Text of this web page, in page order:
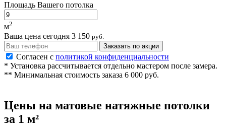
Площадь Вашего потолка
м2
Ваша цена сегодня 3 150 руб.
Заказать по акции
Согласен с политикой конфиденциальности
* Установка рассчитывается отдельно мастером после замера.
** Минимальная стоимость заказа 6 000 руб.
Цены на матовые натяжные потолки
за 1 м²